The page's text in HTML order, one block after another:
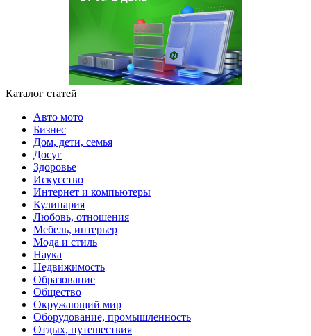
Каталог статей
Авто мото
Бизнес
Дом, дети, семья
Досуг
Здоровье
Искусство
Интернет и компьютеры
Кулинария
Любовь, отношения
Мебель, интерьер
Мода и стиль
Наука
Недвижимость
Образование
Общество
Окружающий мир
Оборудование, промышленность
Отдых, путешествия